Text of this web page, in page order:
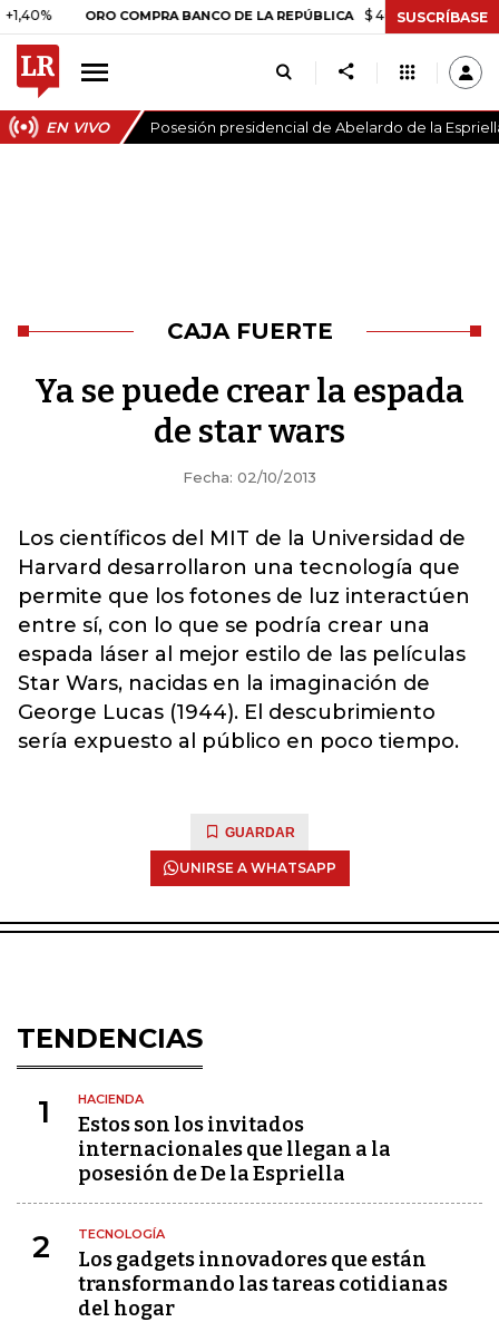
ORO COMPRA BANCO DE LA REPÚBLICA $ 408.498,97 +$ 8.753,81
SUSCRÍBASE
EN VIVO Posesión presidencial de Abelardo de la
CAJA FUERTE
Ya se puede crear la espada
de star wars
Fecha: 02/10/2013
Los científicos del MIT de la Universidad de
Harvard desarrollaron una tecnología que
permite que los fotones de luz interactúen
entre sí, con lo que se podría crear una
espada láser al mejor estilo de las películas
Star Wars, nacidas en la imaginación de
George Lucas (1944). El descubrimiento
sería expuesto al público en poco tiempo.
GUARDAR
UNIRSE A WHATSAPP
TENDENCIAS
1 HACIENDA
Estos son los invitados
internacionales que llegan a la
posesión de De la Espriella
2 TECNOLOGÍA
Los gadgets innovadores que están
transformando las tareas cotidianas
del hogar